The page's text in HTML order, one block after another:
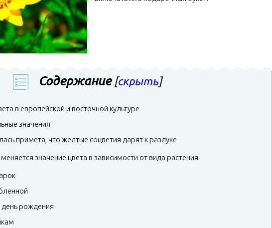
Содержание [скрыть]
в европейской и восточной культуре
значения
примета, что жёлтые соцветия дарят к разлуке
значение цвета в зависимости от вида растения
рождения